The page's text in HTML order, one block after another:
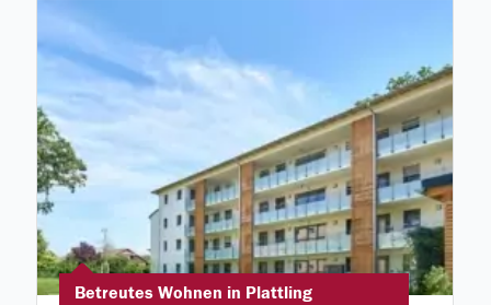
Betreutes Wohnen in Plattling